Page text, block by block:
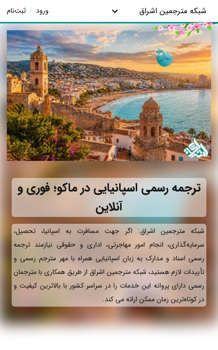
شبکه مترجمین اشراق ورود / ثبت‌نام
ترجمه رسمی اسپانیایی در ماکو؛ فوری و
آنلاین
شبکه مترجمین اشراق: اگر جهت مسافرت به اسپانیا، تحصیل،
سرمایه‌گذاری، انجام امور مهاجرتی، اداری و حقوقی نیازمند ترجمه
رسمی اسناد و مدارک به زبان اسپانیایی همراه با مهر مترجم رسمی و
تأییدات لازم هستید، شبکه مترجمین اشراق از طریق همکاری با مترجمان
رسمی دارای پروانه این خدمات را در سراسر کشور با بالاترین کیفیت و
در کوتاه‌ترین زمان ممکن ارائه می‌ کند.